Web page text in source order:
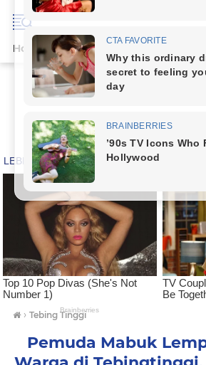
Home Terpopuler
› Tebing Tinggi
Pemuda Mabuk